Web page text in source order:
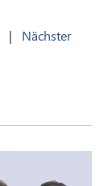
|
Nächster